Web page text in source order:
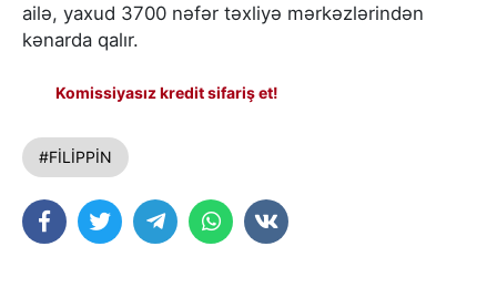
ailə, yaxud 3700 nəfər təxliyə mərkəzlərindən
kənarda qalır.
Komissiyasız kredit sifariş et!
#FİLİPPİN